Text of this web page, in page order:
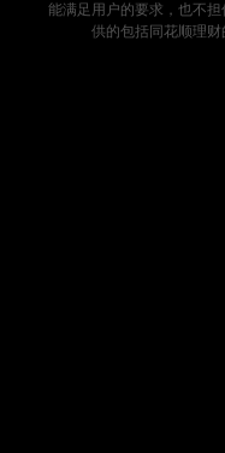
能满足用户的要求，也不
供的包括同花顺理